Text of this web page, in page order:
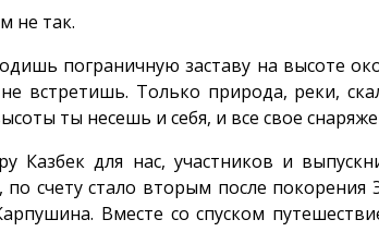
не так.
пограничную заставу на высоте
встретишь. Только природа, реки,
ты несешь и себя, и все свое
Казбек для нас, участников и
счету стало вторым после покорения
Вместе со спуском